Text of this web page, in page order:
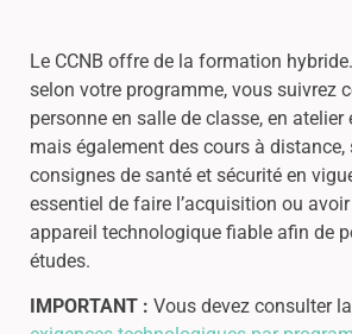
Le CCNB offre de la formation
selon votre programme, vous suivrez
personne en salle de classe, en atelier
mais également des cours à distance,
consignes de santé et sécurité en
essentiel de faire l’acquisition ou
appareil technologique fiable afin de
études.
IMPORTANT : Vous devez consulter la